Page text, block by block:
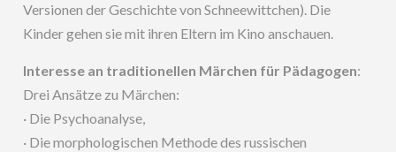
Versionen der Geschichte von Schneewittchen). Die
Kinder gehen sie mit ihren Eltern im Kino anschauen.
Interesse an traditionellen Märchen für Pädagogen:
Drei Ansätze zu Märchen:
· Die Psychoanalyse,
· Die morphologischen Methode des russischen